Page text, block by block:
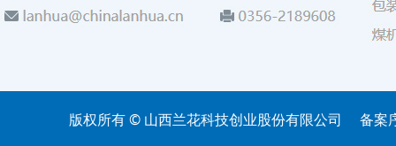
版权所有 © 山西兰花科技创业股份有限公司 备案